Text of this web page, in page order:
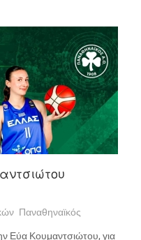
Παναθηναϊκός
Εύα Κουμαντσιώτου, για